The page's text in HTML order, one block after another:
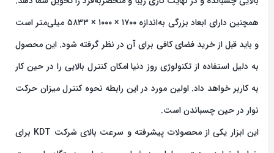
همچنین دارای ابعاد بزرگی به‌اندازه ۱۷۰۰ × ۱۰۰۰ × ۵۸۳۳ میلی‌متر است
و باید قبل از خرید فضای کافی برای آن در نظر گرفته شود. این محصول
به دلیل استفاده از تکنولوژی روز دنیا امکان کنترل بالایی را در حین کار
به کاربر خواهد داد. اولین مورد در این رابطه نحوه کنترل میزان حرکت
نوار در حین چسباندن است.
این ابزار یکی از محصولات پیشرفته و سرعت بالای شرکت KDT برای